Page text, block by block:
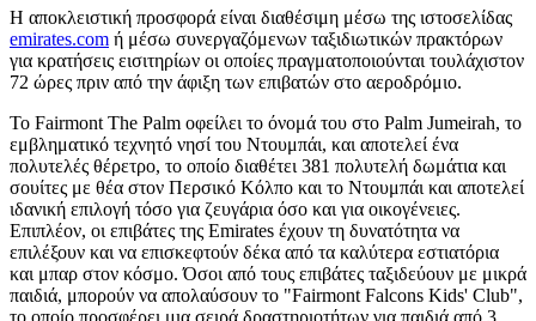
Η αποκλειστική προσφορά είναι διαθέσιμη μέσω της ιστοσελίδας
emirates.com ή μέσω συνεργαζόμενων ταξιδιωτικών πρακτόρων
για κρατήσεις εισιτηρίων οι οποίες πραγματοποιούνται τουλάχιστον
72 ώρες πριν από την άφιξη των επιβατών στο αεροδρόμιο.
Το Fairmont The Palm οφείλει το όνομά του στο Palm Jumeirah, το
εμβληματικό τεχνητό νησί του Ντουμπάι, και αποτελεί ένα
πολυτελές θέρετρο, το οποίο διαθέτει 381 πολυτελή δωμάτια και
σουίτες με θέα στον Περσικό Κόλπο και το Ντουμπάι και αποτελεί
ιδανική επιλογή τόσο για ζευγάρια όσο και για οικογένειες.
Επιπλέον, οι επιβάτες της Emirates έχουν τη δυνατότητα να
επιλέξουν και να επισκεφτούν δέκα από τα καλύτερα εστιατόρια
και μπαρ στον κόσμο. Όσοι από τους επιβάτες ταξιδεύουν με μικρά
παιδιά, μπορούν να απολαύσουν το "Fairmont Falcons Kids' Club",
το οποίο προσφέρει μια σειρά δραστηριοτήτων για παιδιά από 3